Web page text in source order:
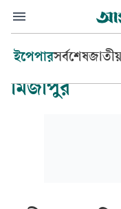
ইপেপারসর্বশেষজাতীয়
মির্জাপুর